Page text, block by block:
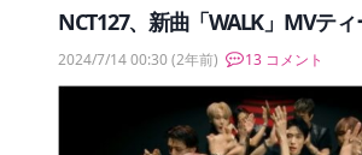
NCT127、新曲「WALK」MVティ
2024/7/14 00:30(2年前) 13 コメント